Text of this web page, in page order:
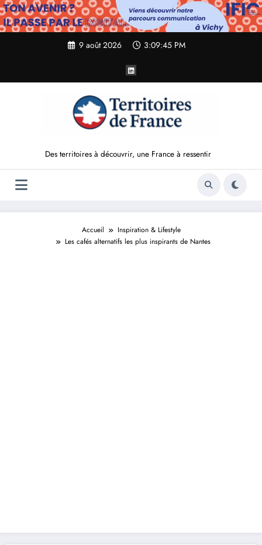
Aller
au
contenu
9 août 2026 3:09:46 PM
Des territoires à découvrir, une France à ressentir
Accueil
Inspiration & Lifestyle
Les cafés alternatifs les plus inspirants de Nantes